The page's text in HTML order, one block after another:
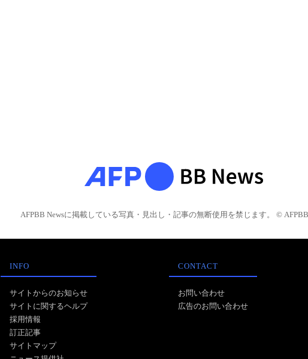
AFPBB Newsに掲載している写真・見出し・記事の無断使用を禁じます。 © AFPBB
INFO
サイトからのお知らせ
サイトに関するヘルプ
採用情報
訂正記事
サイトマップ
CONTACT
お問い合わせ
広告のお問い合わせ